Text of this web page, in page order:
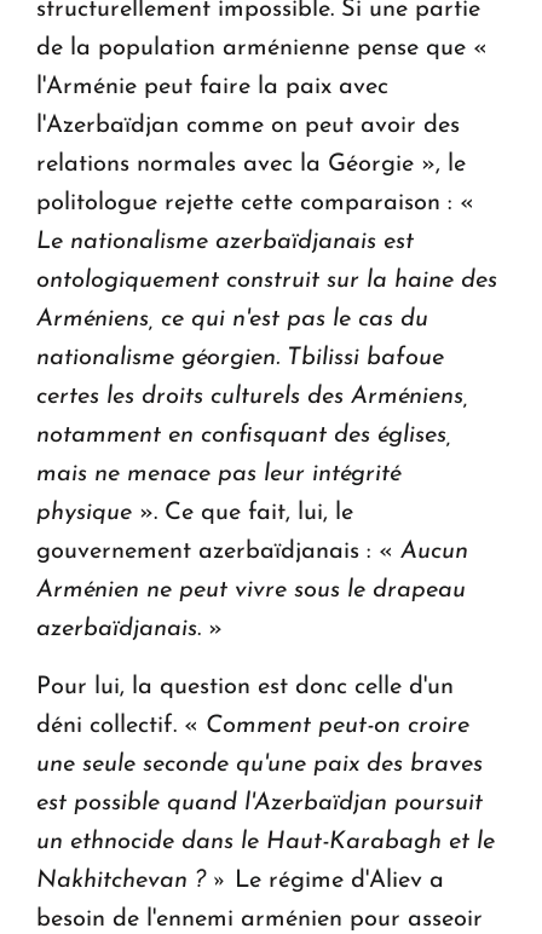
structurellement impossible. Si une partie
de la population arménienne pense que «
l'Arménie peut faire la paix avec
l'Azerbaïdjan comme on peut avoir des
relations normales avec la Géorgie », le
politologue rejette cette comparaison : «
Le nationalisme azerbaïdjanais est
ontologiquement construit sur la haine des
Arméniens, ce qui n'est pas le cas du
nationalisme géorgien. Tbilissi bafoue
certes les droits culturels des Arméniens,
notamment en confisquant des églises,
mais ne menace pas leur intégrité
physique ». Ce que fait, lui, le
gouvernement azerbaïdjanais : « Aucun
Arménien ne peut vivre sous le drapeau
azerbaïdjanais. »
Pour lui, la question est donc celle d'un
déni collectif. « Comment peut-on croire
une seule seconde qu'une paix des braves
est possible quand l'Azerbaïdjan poursuit
un ethnocide dans le Haut-Karabagh et le
Nakhitchevan ? » Le régime d'Aliev a
besoin de l'ennemi arménien pour asseoir